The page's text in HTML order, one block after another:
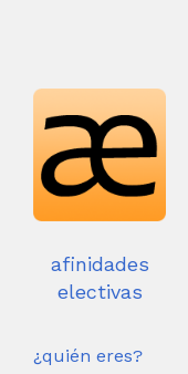
afinidades
electivas
¿quién eres?